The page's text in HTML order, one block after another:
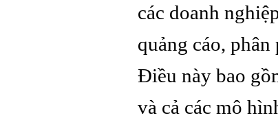
các doanh
quảng cáo,
Điều này bao
và cả các mô